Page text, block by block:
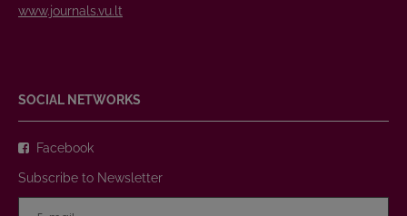
www.journals.vu.lt
SOCIAL NETWORKS
Facebook
Subscribe to Newsletter